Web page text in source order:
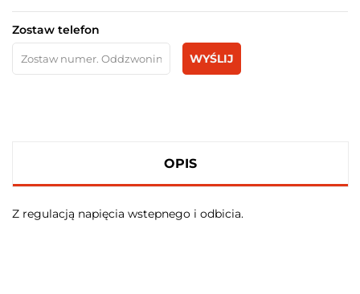
Zostaw telefon
WYŚLIJ
OPIS
Z regulacją napięcia wstepnego i odbicia.